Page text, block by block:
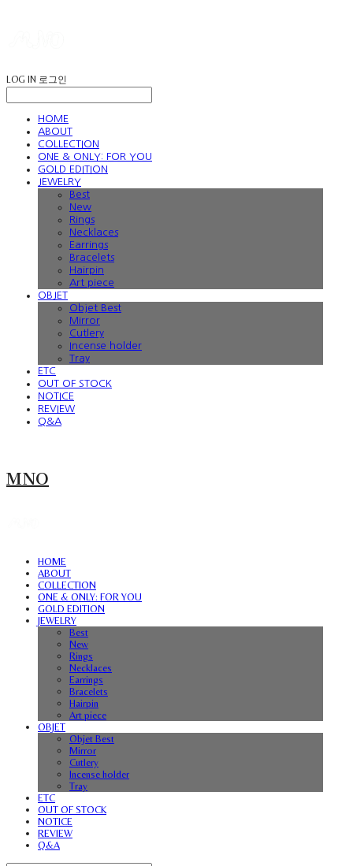
LOG IN 로그인
HOME
ABOUT
COLLECTION
ONE & ONLY: FOR YOU
GOLD EDITION
JEWELRY
Best
New
Rings
Necklaces
Earrings
Bracelets
Hairpin
Art piece
OBJET
Objet Best
Mirror
Cutlery
Incense holder
Tray
ETC
OUT OF STOCK
NOTICE
REVIEW
Q&A
MNO
HOME
ABOUT
COLLECTION
ONE & ONLY: FOR YOU
GOLD EDITION
JEWELRY
Best
New
Rings
Necklaces
Earrings
Bracelets
Hairpin
Art piece
OBJET
Objet Best
Mirror
Cutlery
Incense holder
Tray
ETC
OUT OF STOCK
NOTICE
REVIEW
Q&A